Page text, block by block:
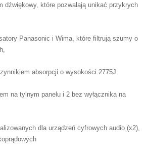
dźwiękowy, które pozwalają unikać przykrych
Panasonic i Wima, które filtrują szumy o
absorpcji o wysokości 2775J
na tylnym panelu i 2 bez wyłącznika na
dla urządzeń cyfrowych audio (x2),